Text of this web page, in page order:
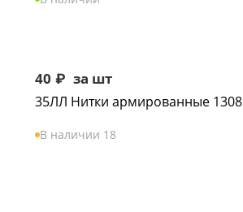
40 ₽ за шт
35ЛЛ Нитки армированные 1308
В наличии 18